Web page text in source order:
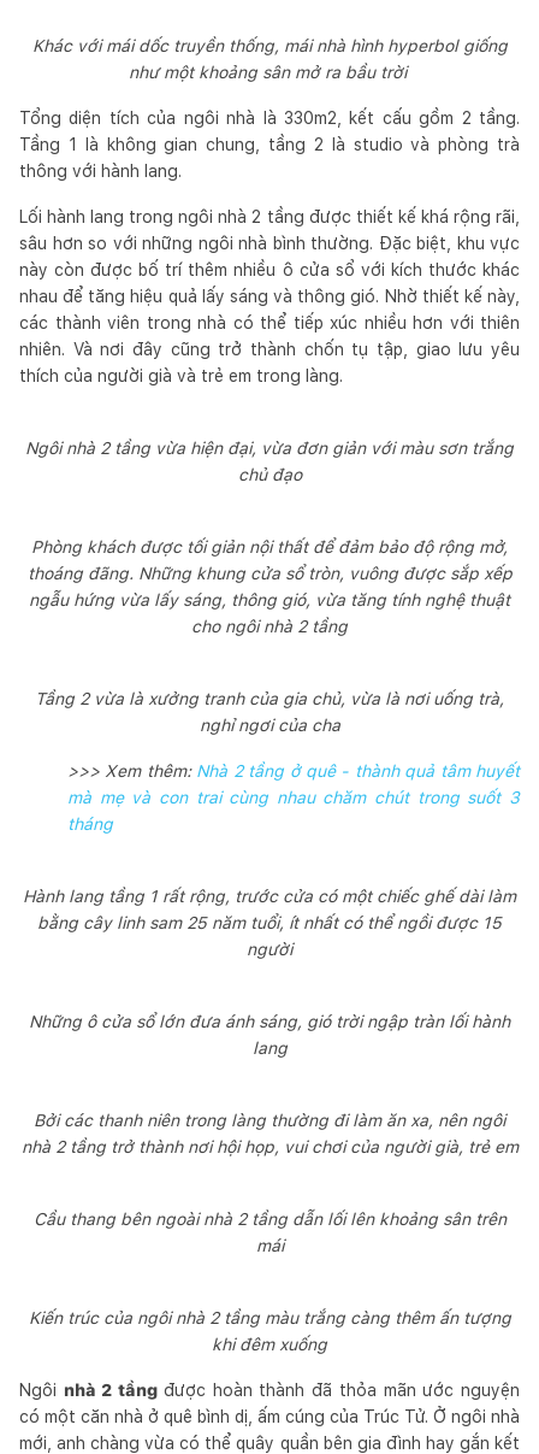
Khác với mái dốc truyền thống, mái nhà hình hyperbol giống
như một khoảng sân mở ra bầu trời
Tổng diện tích của ngôi nhà là 330m2, kết cấu gồm 2 tầng.
Tầng 1 là không gian chung, tầng 2 là studio và phòng trà
thông với hành lang.
Lối hành lang trong ngôi nhà 2 tầng được thiết kế khá rộng rãi,
sâu hơn so với những ngôi nhà bình thường. Đặc biệt, khu vực
này còn được bố trí thêm nhiều ô cửa sổ với kích thước khác
nhau để tăng hiệu quả lấy sáng và thông gió. Nhờ thiết kế này,
các thành viên trong nhà có thể tiếp xúc nhiều hơn với thiên
nhiên. Và nơi đây cũng trở thành chốn tụ tập, giao lưu yêu
thích của người già và trẻ em trong làng.
Ngôi nhà 2 tầng vừa hiện đại, vừa đơn giản với màu sơn trắng
chủ đạo
Phòng khách được tối giản nội thất để đảm bảo độ rộng mở,
thoáng đãng. Những khung cửa sổ tròn, vuông được sắp xếp
ngẫu hứng vừa lấy sáng, thông gió, vừa tăng tính nghệ thuật
cho ngôi nhà 2 tầng
Tầng 2 vừa là xưởng tranh của gia chủ, vừa là nơi uống trà,
nghỉ ngơi của cha
>>> Xem thêm: Nhà 2 tầng ở quê - thành quả tâm huyết
mà mẹ và con trai cùng nhau chăm chút trong suốt 3
tháng
Hành lang tầng 1 rất rộng, trước cửa có một chiếc ghế dài làm
bằng cây linh sam 25 năm tuổi, ít nhất có thể ngồi được 15
người
Những ô cửa sổ lớn đưa ánh sáng, gió trời ngập tràn lối hành
lang
Bởi các thanh niên trong làng thường đi làm ăn xa, nên ngôi
nhà 2 tầng trở thành nơi hội họp, vui chơi của người già, trẻ em
Cầu thang bên ngoài nhà 2 tầng dẫn lối lên khoảng sân trên
mái
Kiến trúc của ngôi nhà 2 tầng màu trắng càng thêm ấn tượng
khi đêm xuống
Ngôi nhà 2 tầng được hoàn thành đã thỏa mãn ước nguyện
có một căn nhà ở quê bình dị, ấm cúng của Trúc Tử. Ở ngôi nhà
mới, anh chàng vừa có thể quây quần bên gia đình hay gắn kết